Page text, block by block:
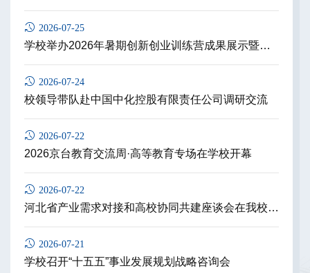
2026-07-25
学校举办2026年暑期创新创业训练营成果展示暨结营仪式
2026-07-24
校领导带队赴中国中化控股有限责任公司调研交流
2026-07-22
2026京台教育交流周·高等教育专场在学校开幕
2026-07-22
河北省产业需求对接和高校协同共建座谈会在我校举办
2026-07-21
学校召开“十五五”事业发展规划战略咨询会